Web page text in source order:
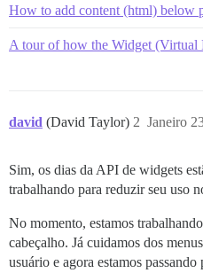
How to add content (html) below
A tour of how the Widget
david (David Taylor) Janeiro
2
Sim, os dias da API de widgets
trabalhando para reduzir seu uso
No momento, estamos
cabeçalho. Já cuidamos dos
usuário e agora estamos